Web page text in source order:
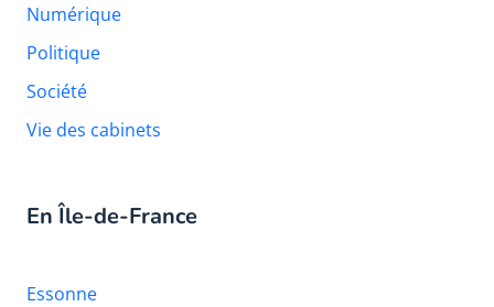
Numérique
Politique
Société
Vie des cabinets
En Île-de-France
Essonne